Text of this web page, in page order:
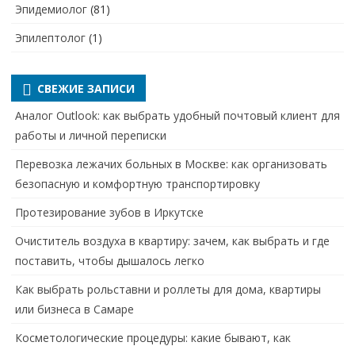
Эпидемиолог (81)
Эпилептолог (1)
СВЕЖИЕ ЗАПИСИ
Аналог Outlook: как выбрать удобный почтовый клиент для
работы и личной переписки
Перевозка лежачих больных в Москве: как организовать
безопасную и комфортную транспортировку
Протезирование зубов в Иркутске
Очиститель воздуха в квартиру: зачем, как выбрать и где
поставить, чтобы дышалось легко
Как выбрать рольставни и роллеты для дома, квартиры
или бизнеса в Самаре
Косметологические процедуры: какие бывают, как